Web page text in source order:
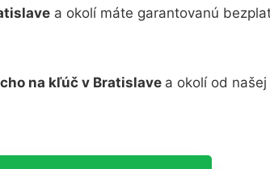
a okolí máte garantovanú
na kľúč v Bratislave a okolí od